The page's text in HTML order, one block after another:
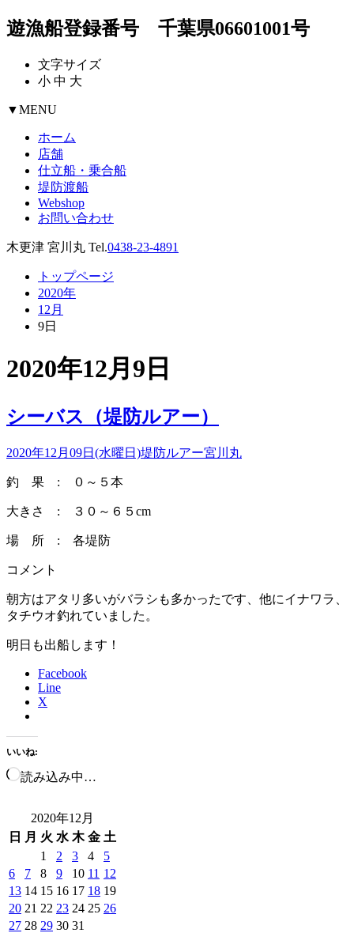
遊漁船登録番号 千葉県06601001号
文字サイズ
小 中 大
▼MENU
ホーム
店舗
仕立船・乗合船
堤防渡船
Webshop
お問い合わせ
木更津 宮川丸 Tel.0438-23-4891
トップページ
2020年
12月
9日
2020年12月9日
シーバス（堤防ルアー）
2020年12月09日(水曜日)堤防ルアー宮川丸
釣 果 : ０～５本
大きさ : ３０～６５cm
場 所 : 各堤防
コメント
朝方はアタリ多いがバラシも多かったです、他にイナワラ、
タチウオ釣れていました。
明日も出船します！
Facebook
Line
X
いいね:
読み込み中…
2020年12月
日
月 火 水 木 金 土
1
2 3 4
5
6
7 8 9 10 11 12
13 14 15 16 17 18 19
20 21 22 23 24 25 26
27 28 29 30 31